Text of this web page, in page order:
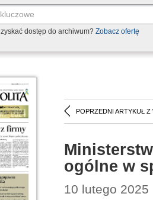
dostęp do archiwum? Zobacz ofertę
POPRZEDNI ARTYKUŁ Z
ogólne w
10 lutego